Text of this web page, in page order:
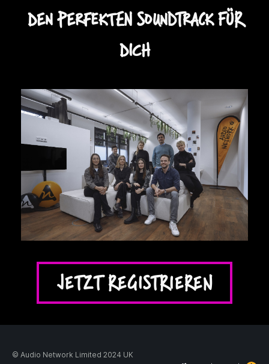
DEN PERFEKTEN SOUNDTRACK FÜR
DICH
JETZT REGISTRIEREN
© Audio Network Limited 2024 UK